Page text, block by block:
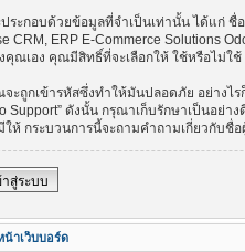
ะกอบด้วยข้อมูลที่จำเป็นเท่านั้น ได้แก่ ชื่
CRM, ERP E-Commerce Solutions
ณเอง คุณมีสิทธิ์ที่จะเลือกให้ ใช้หรือไม่ใ
ะถูกเข้ารหัสซึ่งทำให้มันปลอดภัย อย่างไ
Support” ดังนั้น กรุณาเก็บรักษาเป็นอ
ให้ กระบวนการนี้จะถามคำถามเกี่ยวกับ
สู่ระบบ
น้าเว็บบอร์ด